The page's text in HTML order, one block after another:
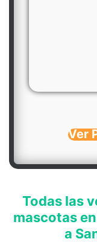
Ver
Todas las
mascotas
a